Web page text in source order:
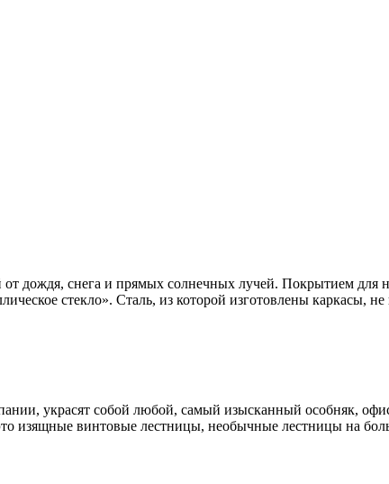
дождя, снега и прямых солнечных лучей. Покрытием для
стекло». Сталь, из которой изготовлены
украсят собой любой, самый изысканный особняк,
изящные винтовые лестницы, необычные лестницы на